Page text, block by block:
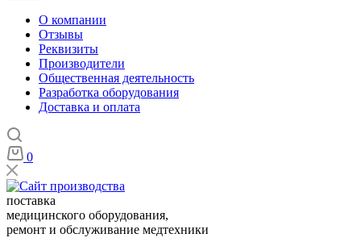
О компании
Отзывы
Реквизиты
Производители
Общественная деятельность
Разработка оборудования
Доставка и оплата
0
поставка
медицинского оборудования,
ремонт и обслуживание медтехники